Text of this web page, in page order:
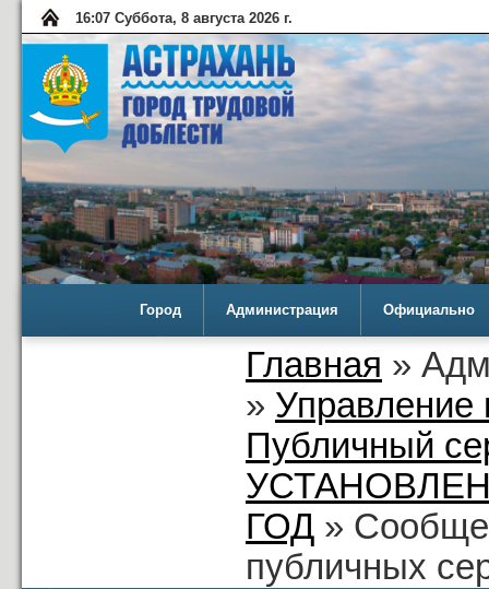
16:07 Суббота, 8 августа 2026 г.
Город Администрация Официально
Главная »
» Управление
Публичный
ГОД »
публичных